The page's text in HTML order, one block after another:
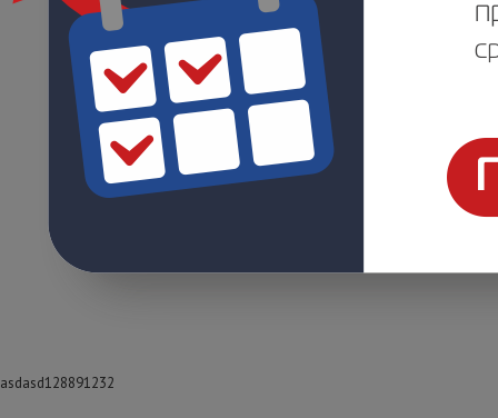
asdasd128891232